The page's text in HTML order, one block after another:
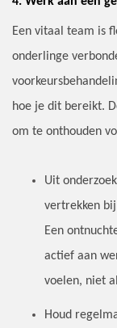
Een vitaal team is
onderlinge
hoe je dit bereikt.
om te onthouden
Uit
vertrekken
Een
actief aan
voelen, niet
Houd